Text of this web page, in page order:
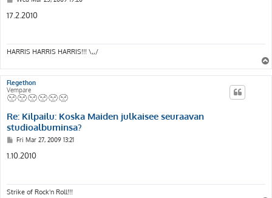
s
t
17.2.2010
HARRIS HARRIS HARRIS!!! \,,/
Flegethon
Vempare
Re: Kilpailu: Koska Maiden julkaisee seuraavan
studioalbuminsa?
P
s
t
Fri Mar 27, 2009 13:21
1.10.2010
Strike of Rock'n Roll!!!